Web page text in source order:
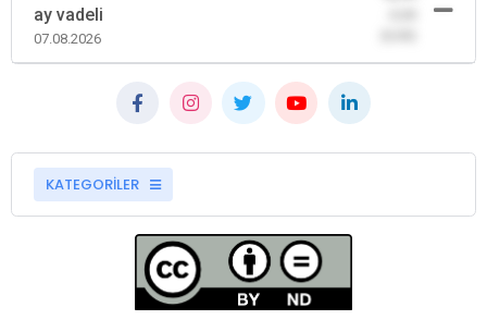
ay vadeli
07.08.2026
KATEGORİLER